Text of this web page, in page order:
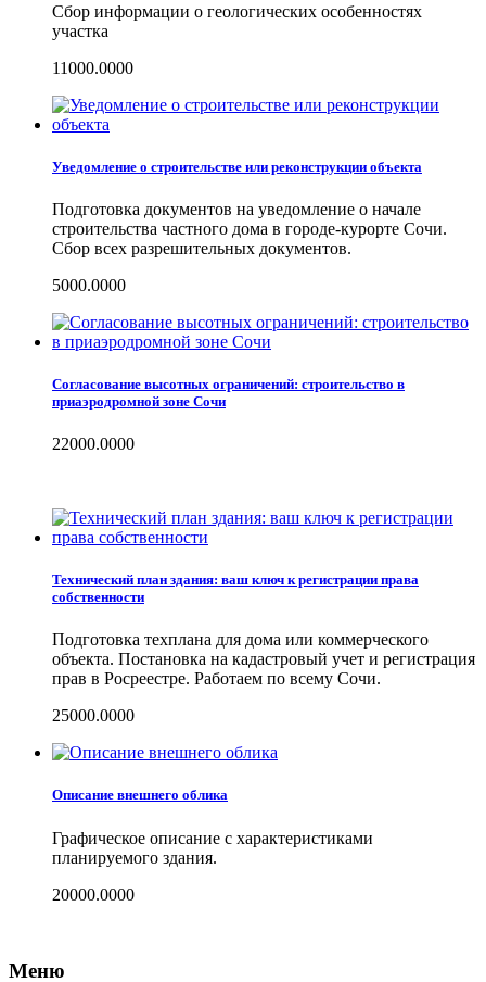
Сбор информации о геологических особенностях
участка
11000.0000
Уведомление о строительстве или реконструкции объекта
Подготовка документов на уведомление о начале
строительства частного дома в городе-курорте Сочи.
Сбор всех разрешительных документов.
5000.0000
Согласование высотных ограничений: строительство в
приаэродромной зоне Сочи
22000.0000
Технический план здания: ваш ключ к регистрации права
собственности
Подготовка техплана для дома или коммерческого
объекта. Постановка на кадастровый учет и регистрация
прав в Росреестре. Работаем по всему Сочи.
25000.0000
Описание внешнего облика
Графическое описание с характеристиками
планируемого здания.
20000.0000
Меню